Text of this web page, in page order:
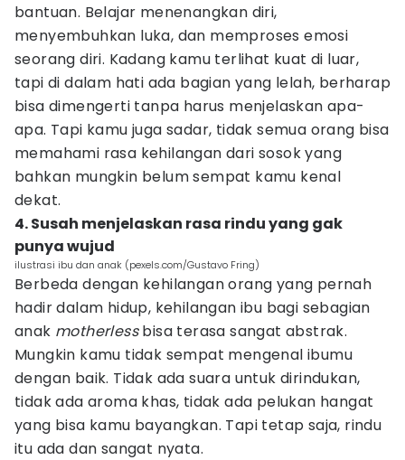
bantuan. Belajar menenangkan diri,
menyembuhkan luka, dan memproses emosi
seorang diri. Kadang kamu terlihat kuat di luar,
tapi di dalam hati ada bagian yang lelah, berharap
bisa dimengerti tanpa harus menjelaskan apa-
apa. Tapi kamu juga sadar, tidak semua orang bisa
memahami rasa kehilangan dari sosok yang
bahkan mungkin belum sempat kamu kenal
dekat.
4. Susah menjelaskan rasa rindu yang gak
punya wujud
ilustrasi ibu dan anak (pexels.com/Gustavo Fring)
Berbeda dengan kehilangan orang yang pernah
hadir dalam hidup, kehilangan ibu bagi sebagian
anak motherlessbisa terasa sangat abstrak.
Mungkin kamu tidak sempat mengenal ibumu
dengan baik. Tidak ada suara untuk dirindukan,
tidak ada aroma khas, tidak ada pelukan hangat
yang bisa kamu bayangkan. Tapi tetap saja, rindu
itu ada dan sangat nyata.